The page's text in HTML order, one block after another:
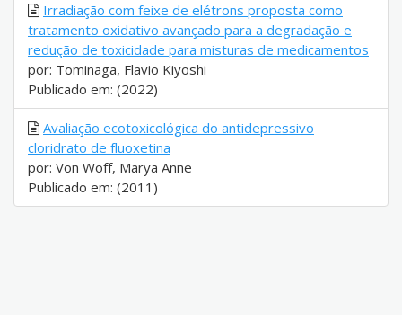
Irradiação com feixe de elétrons proposta como
tratamento oxidativo avançado para a degradação e
redução de toxicidade para misturas de medicamentos
por: Tominaga, Flavio Kiyoshi
Publicado em: (2022)
Avaliação ecotoxicológica do antidepressivo
cloridrato de fluoxetina
por: Von Woff, Marya Anne
Publicado em: (2011)